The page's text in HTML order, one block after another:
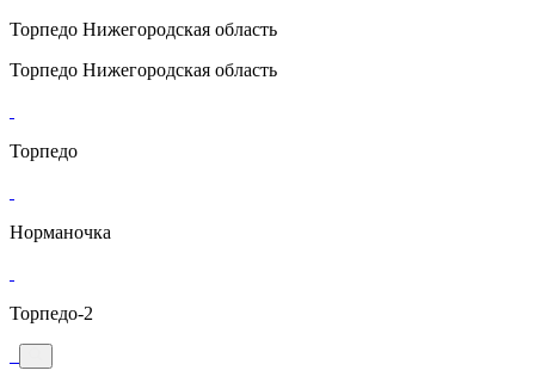
Торпедо Нижегородская область
Торпедо Нижегородская область
Торпедо
Норманочка
Торпедо-2